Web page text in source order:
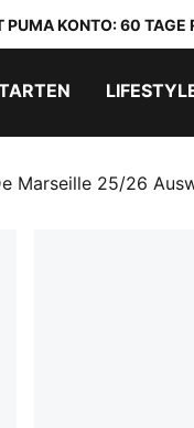
PUMA KONTO: 60
Marseille 25/26